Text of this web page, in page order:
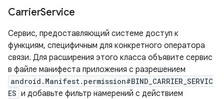
CarrierService
Сервис, предоставляющий системе доступ к
функциям, специфичным для конкретного оператора
связи. Для расширения этого класса объявите сервис
в файле манифеста приложения с разрешением
android.Manifest.permission#BIND_CARRIER_SERVIC
ES и добавьте фильтр намерений с действием